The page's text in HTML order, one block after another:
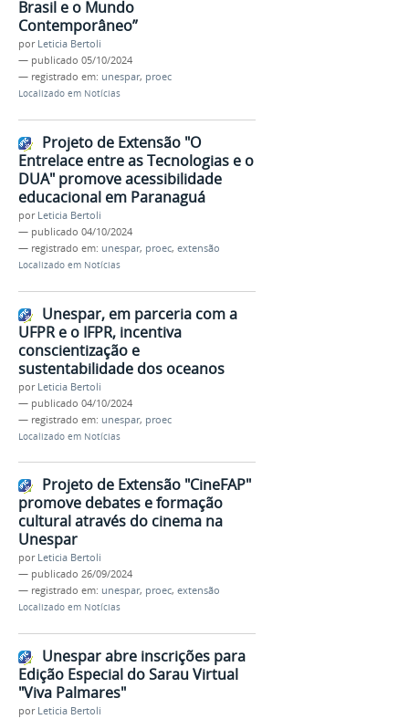
Brasil e o Mundo
Contemporâneo”
por Leticia Bertoli
— publicado 05/10/2024
— registrado em: unespar, proec
Localizado em Notícias
Projeto de Extensão "O
Entrelace entre as Tecnologias e o
DUA" promove acessibilidade
educacional em Paranaguá
por Leticia Bertoli
— publicado 04/10/2024
— registrado em: unespar, proec, extensão
Localizado em Notícias
Unespar, em parceria com a
UFPR e o IFPR, incentiva
conscientização e
sustentabilidade dos oceanos
por Leticia Bertoli
— publicado 04/10/2024
— registrado em: unespar, proec
Localizado em Notícias
Projeto de Extensão "CineFAP"
promove debates e formação
cultural através do cinema na
Unespar
por Leticia Bertoli
— publicado 26/09/2024
— registrado em: unespar, proec, extensão
Localizado em Notícias
Unespar abre inscrições para
Edição Especial do Sarau Virtual
"Viva Palmares"
por Leticia Bertoli